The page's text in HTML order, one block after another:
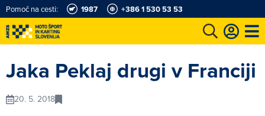
Pomoč na cesti: 1987 +386 1 530 53 53
Jaka Peklaj drugi v Franciji
20. 5. 2018